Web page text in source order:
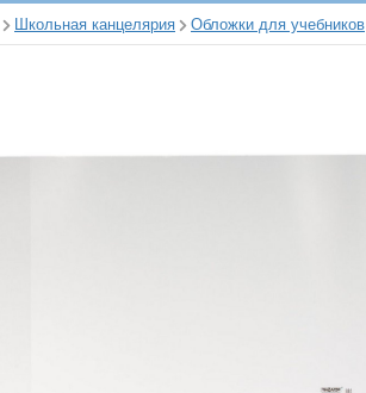
Школьная канцелярия Обложки для учебников